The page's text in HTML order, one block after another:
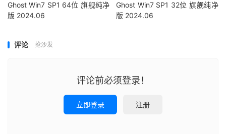
Ghost Win7 SP1 64位 旗舰纯净
版 2024.06
Ghost Win7 SP1 32位 旗舰纯净
版 2024.06
评论 抢沙发
评论前必须登录！
立即登录 注册